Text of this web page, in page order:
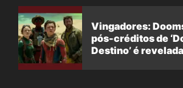
Vingadores:
pós-créditos de
Destino’ é revelada